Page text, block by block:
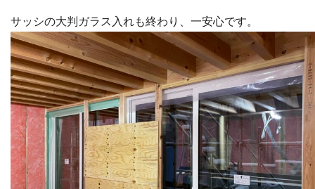
サッシの大判ガラス入れも終わり、一安心です。